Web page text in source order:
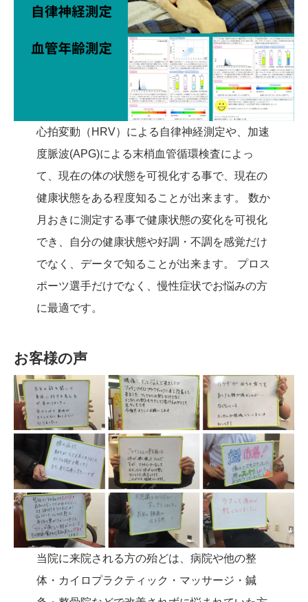
心拍変動（HRV）による自律神経測定や、加速
度脈波(APG)による末梢血管循環検査によっ
て、現在の体の状態を可視化する事で、現在の
健康状態をある程度知ることが出来ます。 数か
月おきに測定する事で健康状態の変化を可視化
でき、自分の健康状態や好調・不調を感覚だけ
でなく、データで知ることが出来ます。 プロス
ポーツ選手だけでなく、慢性症状でお悩みの方
に最適です。
お客様の声
当院に来院される方の殆どは、病院や他の整
体・カイロプラクティック・マッサージ・鍼